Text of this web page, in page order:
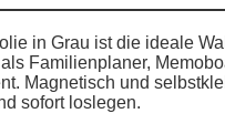
in Grau ist die ideale
Familienplaner,
Magnetisch und
sofort loslegen.